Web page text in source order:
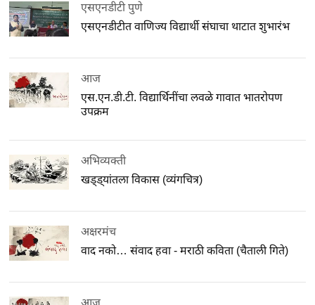
एसएनडीटी पुणे
एसएनडीटीत वाणिज्य विद्यार्थी संघाचा थाटात शुभारंभ
आज
एस.एन.डी.टी. विद्यार्थिनींचा लवळे गावात भातरोपण
उपक्रम
अभिव्यक्ती
खड्ड्यांतला विकास (व्यंगचित्र)
अक्षरमंच
वाद नको… संवाद हवा - मराठी कविता (चैताली गिते)
आज